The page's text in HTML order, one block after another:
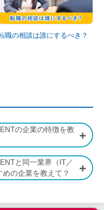
職の相談は誰にするべき？
の企業の特徴を教
と同一業界（IT／
の企業を教えて？